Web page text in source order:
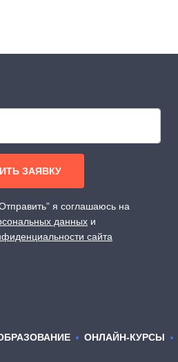
я соглашаюсь на
данных и
сайта
ОНЛАЙН-КУРСЫ